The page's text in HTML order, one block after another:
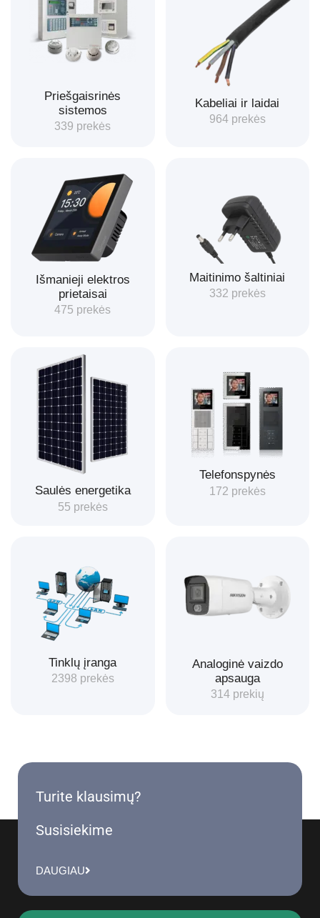
Priešgaisrinės
sistemos
339 prekės
Kabeliai ir laidai
964 prekės
Išmanieji elektros
prietaisai
475 prekės
Maitinimo šaltiniai
332 prekės
Saulės energetika
55 prekės
Telefonspynės
172 prekės
Tinklų įranga
2398 prekės
Analoginė vaizdo
apsauga
314 prekių
Turite klausimų?
Susisiekime
DAUGIAU